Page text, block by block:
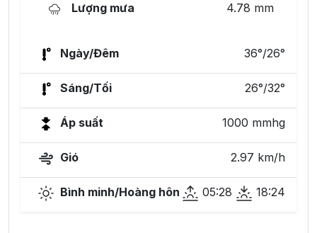
Lượng mưa 4.78 mm
Ngày/Đêm 36°/26°
Sáng/Tối 26°/32°
Áp suất 1000 mmhg
Gió 2.97 km/h
Bình minh/Hoàng hôn 05:28 18:24